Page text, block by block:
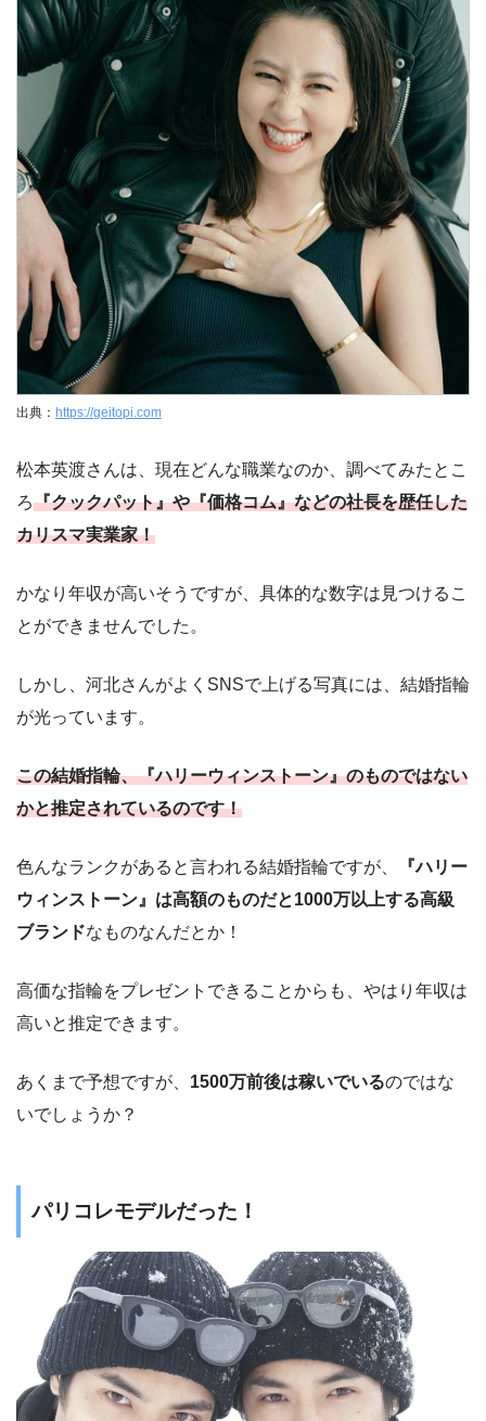
出典： https://geitopi.com
松本英渡さんは、現在どんな職業なのか、調べてみたとこ
ろ『クックパット』や『価格コム』などの社長を歴任した
カリスマ実業家！
かなり年収が高いそうですが、具体的な数字は見つけるこ
とができませんでした。
しかし、河北さんがよくSNSで上げる写真には、結婚指輪
が光っています。
この結婚指輪、『ハリーウィンストーン』のものではない
かと推定されているのです！
色んなランクがあると言われる結婚指輪ですが、
『ハリー
ウィンストーン』は高額のものだと1000万以上する高級
ブランドなものなんだとか！
高価な指輪をプレゼントできることからも、やはり年収は
高いと推定できます。
あくまで予想ですが、 1500万前後は稼いでいるのではな
いでしょうか？
パリコレモデルだった！